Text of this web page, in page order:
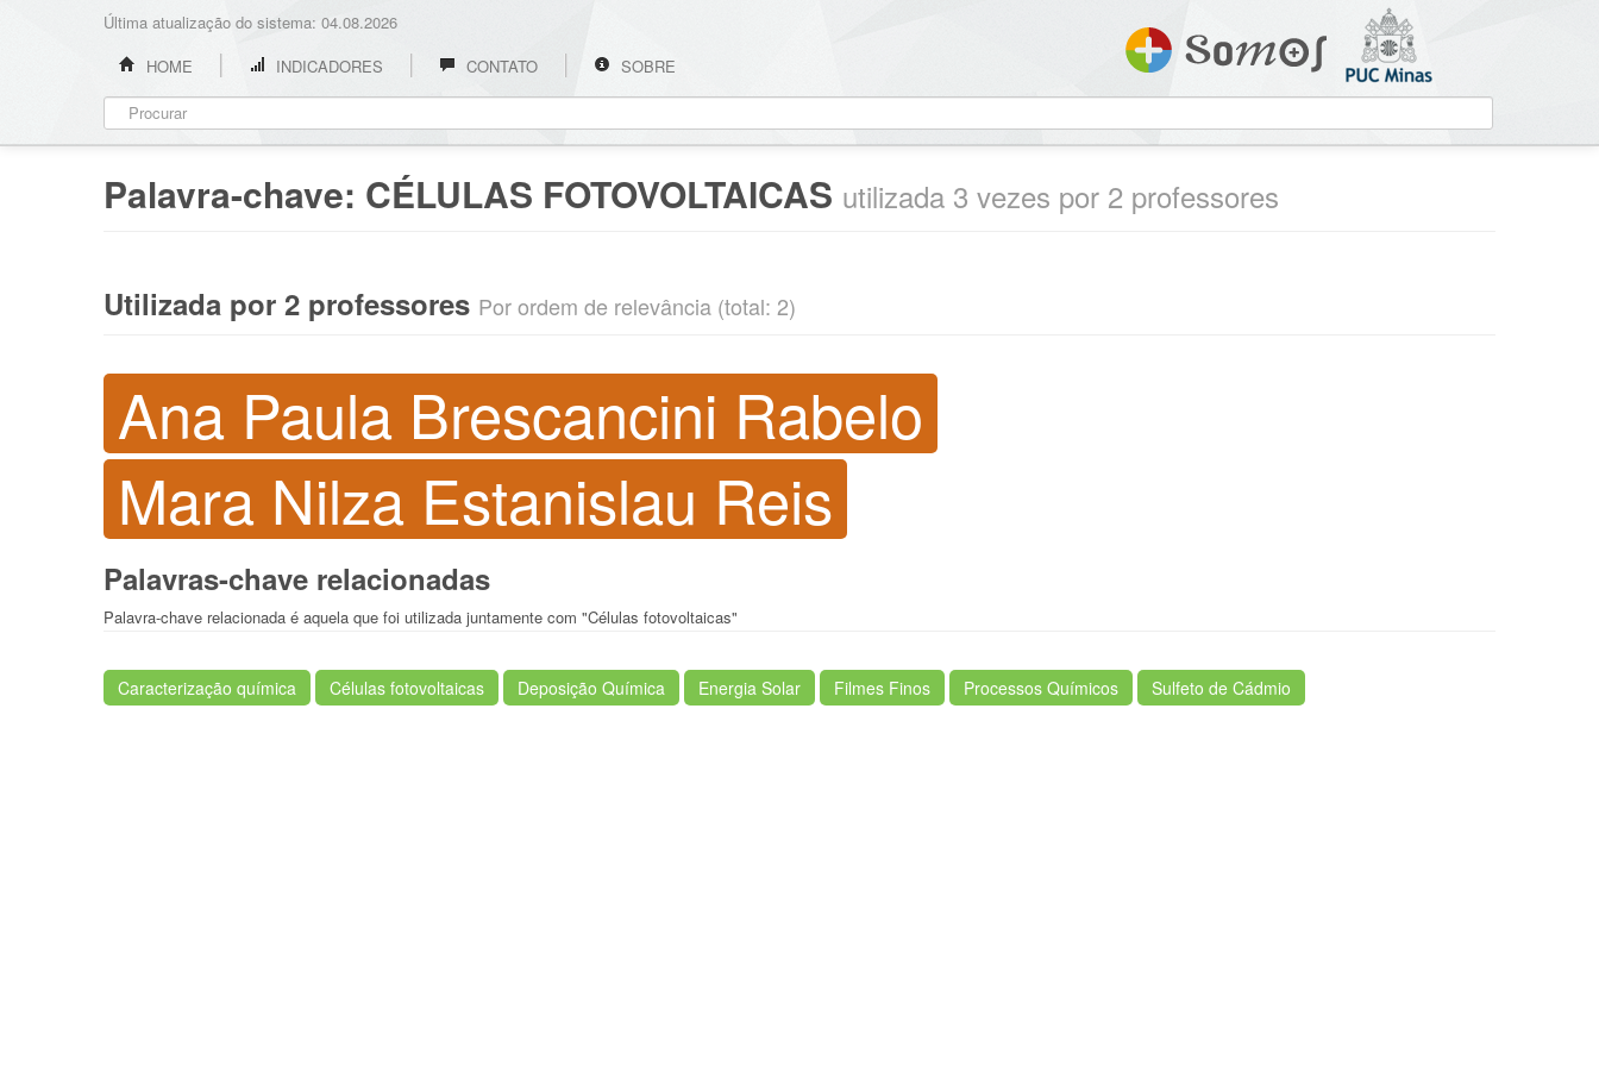
Última atualização do sistema: 04.08.2026
HOME
INDICADORES CONTATO SOBRE
Palavra-chave: CÉLULAS FOTOVOLTAICAS utilizada 3 vezes por 2 professores
Utilizada por 2 professores Por ordem de relevância (total: 2)
Ana Paula Brescancini Rabelo
Mara Nilza Estanislau Reis
Palavras-chave relacionadas
Palavra-chave relacionada é aquela que foi utilizada juntamente com "Células fotovoltaicas"
Caracterização química Células fotovoltaicas Deposição Química Energia Solar Filmes Finos Processos Químicos Sulfeto de Cádmio